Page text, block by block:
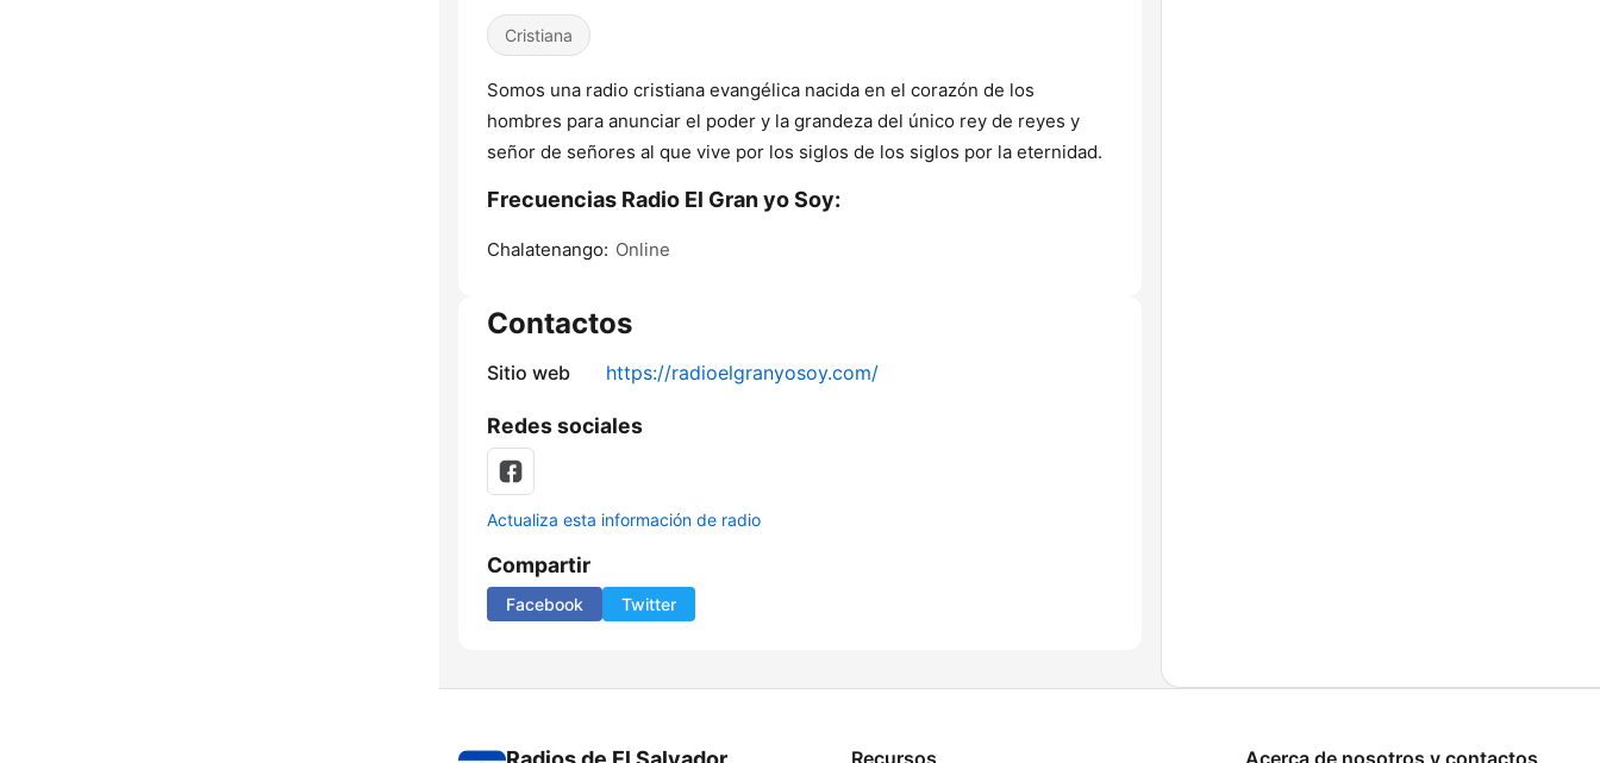
Cristiana
Somos una radio cristiana evangélica nacida en el corazón de los
hombres para anunciar el poder y la grandeza del único rey de reyes y
señor de señores al que vive por los siglos de los siglos por la eternidad.
Frecuencias Radio El Gran yo Soy:
Chalatenango: Online
Contactos
Sitio web https://radioelgranyosoy.com/
Redes sociales
Actualiza esta información de radio
Compartir
Facebook Twitter